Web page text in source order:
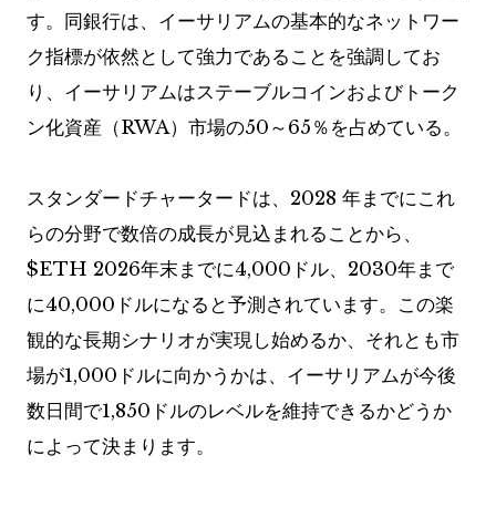
す。同銀行は、イーサリアムの基本的なネットワー
ク指標が依然として強力であることを強調してお
り、イーサリアムはステーブルコインおよびトーク
ン化資産（RWA）市場の50～65％を占めている。
スタンダードチャータードは、2028 年までにこれ
らの分野で数倍の成長が見込まれることから、
$ETH 2026年末までに4,000ドル、2030年まで
に40,000ドルになると予測されています。この楽
観的な長期シナリオが実現し始めるか、それとも市
場が1,000ドルに向かうかは、イーサリアムが今後
数日間で1,850ドルのレベルを維持できるかどうか
によって決まります。